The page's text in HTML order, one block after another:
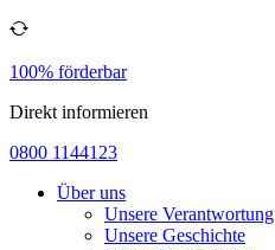
100% förderbar
Direkt informieren
0800 1144123
Über uns
Unsere Verantwortung
Unsere Geschichte